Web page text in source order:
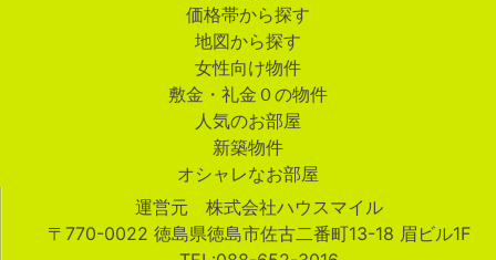
価格帯から探す
地図から探す
女性向け物件
敷金・礼金０の物件
人気のお部屋
新築物件
オシャレなお部屋
運営元 株式会社ハウスマイル
〒770-0022 徳島県徳島市佐古二番町13-18 眉ビル1F